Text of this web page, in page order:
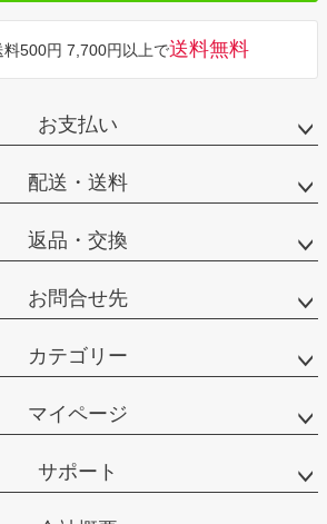
料500円 7,700円以上で送料無料
お支払い
配送・送料
返品・交換
お問合せ先
カテゴリー
マイページ
サポート